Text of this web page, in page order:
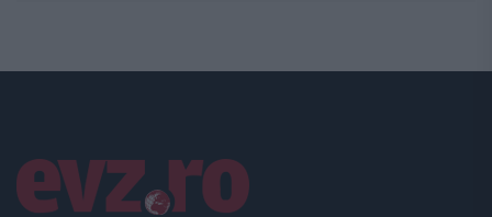
Linkuri utile